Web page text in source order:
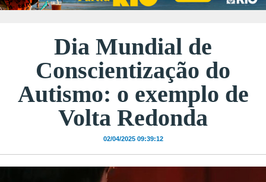
Dia Mundial de
Conscientização do
Autismo: o exemplo de
Volta Redonda
02/04/2025 09:39:12